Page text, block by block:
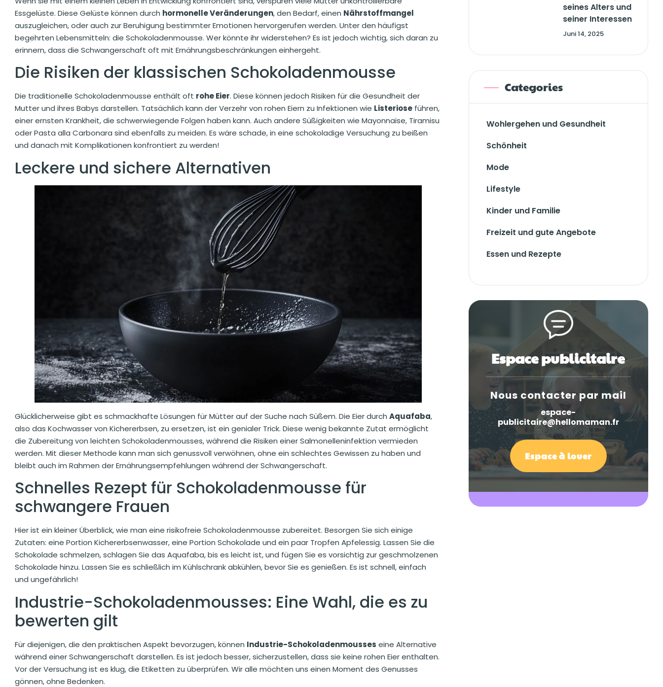
Essgelüste. Diese Gelüste können durch hormonelle Veränderungen, den Bedarf, einen Nährstoffmangel
auszugleichen, oder auch zur Beruhigung bestimmter Emotionen hervorgerufen werden. Unter den häufigst
begehrten Lebensmitteln: die Schokoladenmousse. Wer könnte ihr widerstehen? Es ist jedoch wichtig, sich daran zu
erinnern, dass die Schwangerschaft oft mit Ernährungsbeschränkungen einhergeht.
Die Risiken der klassischen Schokoladenmousse
Die traditionelle Schokoladenmousse enthält oft rohe Eier. Diese können jedoch Risiken für die Gesundheit der
Mutter und ihres Babys darstellen. Tatsächlich kann der Verzehr von rohen Eiern zu Infektionen wie Listeriose führen,
einer ernsten Krankheit, die schwerwiegende Folgen haben kann. Auch andere Süßigkeiten wie Mayonnaise, Tiramisu
oder Pasta alla Carbonara sind ebenfalls zu meiden. Es wäre schade, in eine schokoladige Versuchung zu beißen
und danach mit Komplikationen konfrontiert zu werden!
Leckere und sichere Alternativen
Glücklicherweise gibt es schmackhafte Lösungen für Mütter auf der Suche nach Süßem. Die Eier durch Aquafaba,
also das Kochwasser von Kichererbsen, zu ersetzen, ist ein genialer Trick. Diese wenig bekannte Zutat ermöglicht
die Zubereitung von leichten Schokoladenmousses, während die Risiken einer Salmonelleninfektion vermieden
werden. Mit dieser Methode kann man sich genussvoll verwöhnen, ohne ein schlechtes Gewissen zu haben und
bleibt auch im Rahmen der Ernährungsempfehlungen während der Schwangerschaft.
Schnelles Rezept für Schokoladenmousse für
schwangere Frauen
Hier ist ein kleiner Überblick, wie man eine risikofreie Schokoladenmousse zubereitet. Besorgen Sie sich einige
Zutaten: eine Portion Kichererbsenwasser, eine Portion Schokolade und ein paar Tropfen Apfelessig. Lassen Sie die
Schokolade schmelzen, schlagen Sie das Aquafaba, bis es leicht ist, und fügen Sie es vorsichtig zur geschmolzenen
Schokolade hinzu. Lassen Sie es schließlich im Kühlschrank abkühlen, bevor Sie es genießen. Es ist schnell, einfach
und ungefährlich!
Industrie-Schokoladenmousses: Eine Wahl, die es zu
bewerten gilt
Für diejenigen, die den praktischen Aspekt bevorzugen, können Industrie-Schokoladenmousses eine Alternative
während einer Schwangerschaft darstellen. Es ist jedoch besser, sicherzustellen, dass sie keine rohen Eier enthalten.
Vor der Versuchung ist es klug, die Etiketten zu überprüfen. Wir alle möchten uns einen Moment des Genusses
gönnen, ohne Bedenken.
seines Alters und
seiner Interessen
Juni 14, 2025
Categories
Wohlergehen und Gesundheit
Schönheit
Mode
Lifestyle
Kinder und Familie
Freizeit und gute Angebote
Essen und Rezepte
Espace publicitaire
Nous contacter par mail
espace-
publicitaire@hellomaman.fr
Espace à louer